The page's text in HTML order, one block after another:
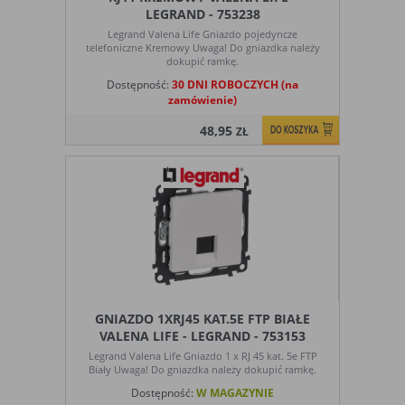
tym, jak użytkownicy korzystają z
witryny. Mogą one dotyczyć najczęściej
odwiedzanych stron lub ewentualnych
komunikatów o błędach wyświetlanych
na niektórych stronach. Pliki cookie
służące do zapisywania tzw. "stanu
sesji" pomagają ulepszać usługi i
zwiększać komfort przeglądania stron
Procesy
umożliwiają sprawne działanie samej
witryny oraz dostępnych na niej funkcji
umożliwiają wyświetlanie reklam, które
są bardziej interesujące dla
użytkowników, a jednocześnie bardziej
wartościowe dla wydawców i
reklamodawców, personalizować
reklamy, mogą być używane również do
wyświetlania reklam poza stronami
witryny (domeny)
umożliwiają dostosowanie
wyświetlanych informacji do lokalizacji
użytkownika
umożliwiają właścicielom witryn lepiej
LEGRAND - 753238
Legrand Valena Life Gniazdo pojedyncze
telefoniczne Kremowy Uwaga! Do gniazdka należy
dokupić ramkę.
Dostępność: 30 DNI ROBOCZYCH (na
zamówienie)
48,95ZŁ
GNIAZDO 1XRJ45 KAT.5E FTP BIAŁE
VALENA LIFE - LEGRAND - 753153
Legrand Valena Life Gniazdo 1 x RJ 45 kat. 5e FTP
Biały Uwaga! Do gniazdka należy dokupić ramkę.
Dostępność: W MAGAZYNIE